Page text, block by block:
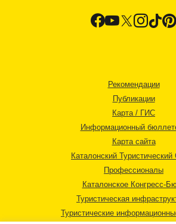
Рекомендации
Публикации
Карта / ГИС
Информационный
Карта сайта
Каталонский Туристический
Профессионалы
Каталонское Конгресс-
Туристическая
Туристические